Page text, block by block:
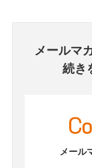
メールマ
続き
メール